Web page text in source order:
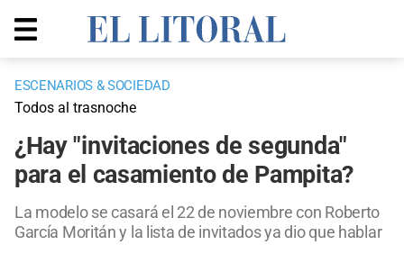
ESCENARIOS & SOCIEDAD
Todos al trasnoche
¿Hay "invitaciones de segunda"
para el casamiento de Pampita?
La modelo se casará el 22 de noviembre con Roberto
García Moritán y la lista de invitados ya dio que hablar